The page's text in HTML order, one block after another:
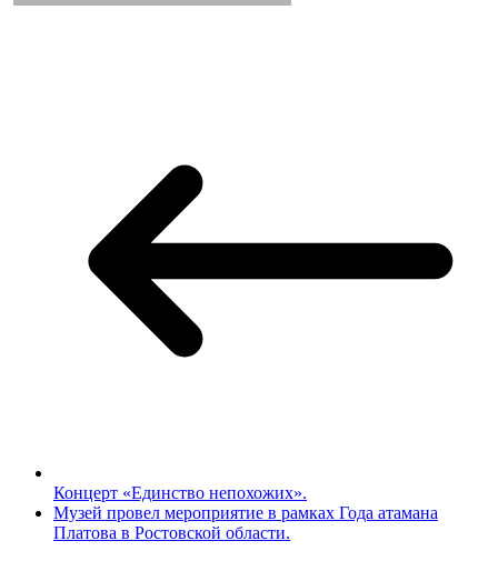
Концерт «Единство непохожих».
Музей провел мероприятие в рамках Года атамана
Платова в Ростовской области.